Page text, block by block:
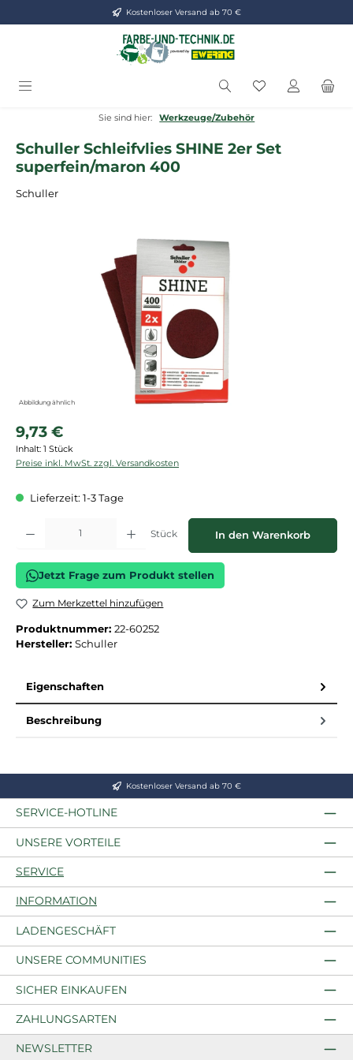
Zum Hauptinhalt springenKostenloser Versand ab 70 €
Du hast 0
Sie sind hier: Werkzeuge/Zubehör
Schuller Schleifvlies SHINE 2er Set
superfein/maron 400
Schuller
Bildergalerie überspringen
Abbildung ähnlich
Regulärer Preis:
9,73 €
Inhalt: 1 Stück
Preise inkl. MwSt. zzgl. Versandkosten
Lieferzeit: 1-3 Tage
Produkt Anzahl: Gib den gewünschten Wert ein oder benutze die
Stück In den Warenkorb
Jetzt Frage zum Produkt stellen
Zum Merkzettel hinzufügen
Produktnummer: 22-60252
Hersteller: Schuller
Eigenschaften
Beschreibung
Kostenloser Versand ab 70 €
SERVICE-HOTLINE
UNSERE VORTEILE
SERVICE
INFORMATION
LADENGESCHÄFT
UNSERE COMMUNITIES
SICHER EINKAUFEN
ZAHLUNGSARTEN
NEWSLETTER